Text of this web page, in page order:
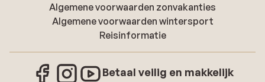
Algemene voorwaarden zonvakanties
Algemene voorwaarden wintersport
Reisinformatie
Betaal veilig en makkelijk